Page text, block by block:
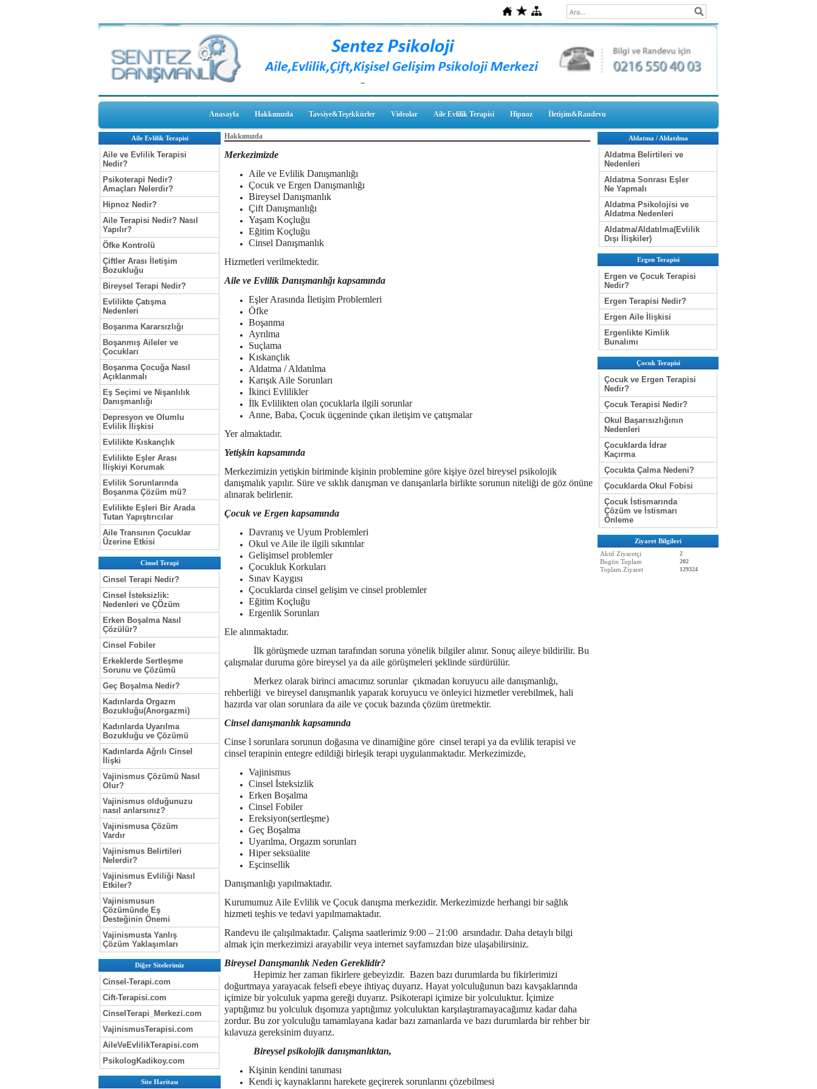
Anasayfa Hakkımızda Tavsiye&Teşekkürler Videolar Aile Evlilik Terapisi Hipnoz İletişim&Randevu
Aile Evlilik Terapisi
Aile ve Evlilik Terapisi
Nedir?
Psikoterapi Nedir?
Amaçları Nelerdir?
Hipnoz Nedir?
Aile Terapisi Nedir? Nasıl
Yapılır?
Öfke Kontrolü
Çiftler Arası İletişim
Bozukluğu
Bireysel Terapi Nedir?
Evlilikte Çatışma
Nedenleri
Boşanma Kararsızlığı
Boşanmış Aileler ve
Çocukları
Boşanma Çocuğa Nasıl
Açıklanmalı
Eş Seçimi ve Nişanlılık
Danışmanlığı
Depresyon ve Olumlu
Evlilik İlişkisi
Evlilikte Kıskançlık
Evlilikte Eşler Arası
İlişkiyi Korumak
Evlilik Sorunlarında
Boşanma Çözüm mü?
Evlilikte Eşleri Bir Arada
Tutan Yapıştırıcılar
Aile Transının Çocuklar
Üzerine Etkisi
Cinsel Terapi
Cinsel Terapi Nedir?
Cinsel İsteksizlik:
Nedenleri ve ÇÖzüm
Erken Boşalma Nasıl
Çözülür?
Cinsel Fobiler
Erkeklerde Sertleşme
Sorunu ve Çözümü
Geç Boşalma Nedir?
Kadınlarda Orgazm
Bozukluğu(Anorgazmi)
Kadınlarda Uyarılma
Bozukluğu ve Çözümü
Kadınlarda Ağrılı Cinsel
İlişki
Vajinismus Çözümü Nasıl
Olur?
Vajinismus olduğunuzu
nasıl anlarsınız?
Vajinismusa Çözüm
Vardır
Vajinismus Belirtileri
Nelerdir?
Vajinismus Evliliği Nasıl
Etkiler?
Vajinismusun
Çözümünde Eş
Desteğinin Önemi
Vajinismusta Yanlış
Çözüm Yaklaşımları
Diğer Sitelerimiz
Cinsel-Terapi.com
Cift-Terapisi.com
CinselTerapi_Merkezi.com
VajinismusTerapisi.com
AileVeEvlilikTerapisi.com
PsikologKadikoy.com
Site Haritası
Hakkımızda
Merkezimizde
Aile ve Evlilik Danışmanlığı
Çocuk ve Ergen Danışmanlığı
Bireysel Danışmanlık
Çift Danışmanlığı
Yaşam Koçluğu
Eğitim Koçluğu
Cinsel Danışmanlık
Hizmetleri verilmektedir.
Aile ve Evlilik Danışmanlığı kapsamında
Eşler Arasında İletişim Problemleri
Öfke
Boşanma
Ayrılma
Suçlama
Kıskançlık
Aldatma / Aldatılma
Karışık Aile Sorunları
İkinci Evlilikler
İlk Evlilikten olan çocuklarla ilgili sorunlar
Anne, Baba, Çocuk üçgeninde çıkan iletişim ve çatışmalar
Yer almaktadır.
Yetişkin kapsamında
Merkezimizin yetişkin biriminde kişinin problemine göre kişiye özel bireysel psikolojik
danışmalık yapılır. Süre ve sıklık danışman ve danışanlarla birlikte sorunun niteliği de göz önüne
alınarak belirlenir.
Çocuk ve Ergen kapsamında
Davranış ve Uyum Problemleri
Okul ve Aile ile ilgili sıkıntılar
Gelişimsel problemler
Çocukluk Korkuları
Sınav Kaygısı
Çocuklarda cinsel gelişim ve cinsel problemler
Eğitim Koçluğu
Ergenlik Sorunları
Ele alınmaktadır.
İlk görüşmede uzman tarafından soruna yönelik bilgiler alınır. Sonuç aileye bildirilir. Bu
çalışmalar duruma göre bireysel ya da aile görüşmeleri şeklinde sürdürülür.
Merkez olarak birinci amacımız sorunlar çıkmadan koruyucu aile danışmanlığı,
rehberliği ve bireysel danışmanlık yaparak koruyucu ve önleyici hizmetler verebilmek, hali
hazırda var olan sorunlara da aile ve çocuk bazında çözüm üretmektir.
Cinsel danışmanlık kapsamında
Cinse l sorunlara sorunun doğasına ve dinamiğine göre cinsel terapi ya da evlilik terapisi ve
cinsel terapinin entegre edildiği birleşik terapi uygulanmaktadır. Merkezimizde,
Vajinismus
Cinsel İsteksizlik
Erken Boşalma
Cinsel Fobiler
Ereksiyon(sertleşme)
Geç Boşalma
Uyarılma, Orgazm sorunları
Hiper seksüalite
Eşcinsellik
Danışmanlığı yapılmaktadır.
Kurumumuz Aile Evlilik ve Çocuk danışma merkezidir. Merkezimizde herhangi bir sağlık
hizmeti teşhis ve tedavi yapılmamaktadır.
Randevu ile çalışılmaktadır. Çalışma saatlerimiz 9:00 – 21:00 arsındadır. Daha detaylı bilgi
almak için merkezimizi arayabilir veya internet sayfamızdan bize ulaşabilirsiniz.
Bireysel Danışmanlık Neden Gereklidir?
Hepimiz her zaman fikirlere gebeyizdir. Bazen bazı durumlarda bu fikirlerimizi
doğurtmaya yarayacak felsefi ebeye ihtiyaç duyarız. Hayat yolculuğunun bazı kavşaklarında
içimize bir yolculuk yapma gereği duyarız. Psikoterapi içimize bir yolculuktur. İçimize
yaptığımız bu yolculuk dışomıza yaptığımız yolculuktan karşılaştıramayacağımız kadar daha
zordur. Bu zor yolculuğu tamamlayana kadar bazı zamanlarda ve bazı durumlarda bir rehber bir
kılavuza gereksinim duyarız.
Bireysel psikolojik danışmanlıktan,
Kişinin kendini tanıması
Kendi iç kaynaklarını harekete geçirerek sorunlarını çözebilmesi
Aldatma / Aldatılma
Aldatma Belirtileri ve
Nedenleri
Aldatma Sonrası Eşler
Ne Yapmalı
Aldatma Psikolojisi ve
Aldatma Nedenleri
Aldatma/Aldatılma(Evlilik
Dışı İlişkiler)
Ergen Terapisi
Ergen ve Çocuk Terapisi
Nedir?
Ergen Terapisi Nedir?
Ergen Aile İlişkisi
Ergenlikte Kimlik
Bunalımı
Çocuk Terapisi
Çocuk ve Ergen Terapisi
Nedir?
Çocuk Terapisi Nedir?
Okul Başarısızlığının
Nedenleri
Çocuklarda İdrar
Kaçırma
Çocukta Çalma Nedeni?
Çocuklarda Okul Fobisi
Çocuk İstismarında
Çözüm ve İstismarı
Önleme
Ziyaret Bilgileri
Aktif Ziyaretçi
2
Bugün Toplam 202
Toplam Ziyaret 129324